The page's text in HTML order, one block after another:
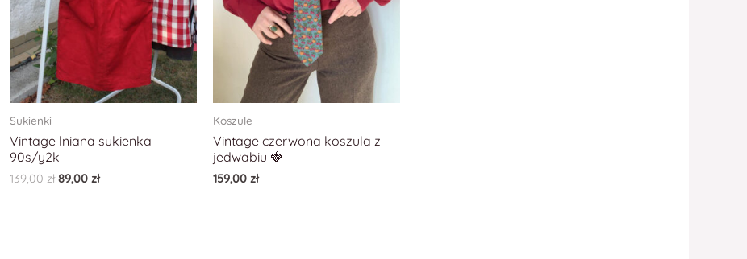
Sukienki
Vintage lniana sukienka
90s/y2k
139,00zł 89,00zł
Koszule
Vintage czerwona koszula z
jedwabiu 🍓
159,00 zł